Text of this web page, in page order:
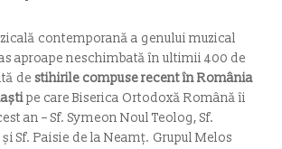
contemporană a genului muzical
aproape neschimbată în ultimii 400 de
de stihirile compuse recent în România
pe care Biserica Ortodoxă Română îi
an – Sf. Symeon Noul Teolog, Sf.
Sf. Paisie de la Neamţ. Grupul Melos